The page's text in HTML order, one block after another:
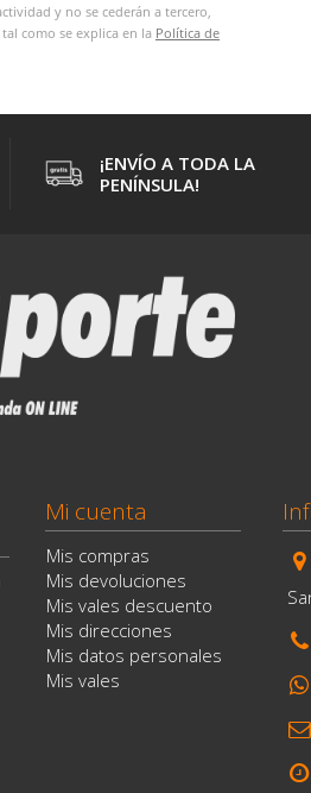
y no se cederán a tercero,
como se explica en la Política de
¡ENVÍO A TODA LA
PENÍNSULA!
Mi cuenta
Mis compras
Mis devoluciones
Mis vales descuento
Mis direcciones
Mis datos personales
Mis vales